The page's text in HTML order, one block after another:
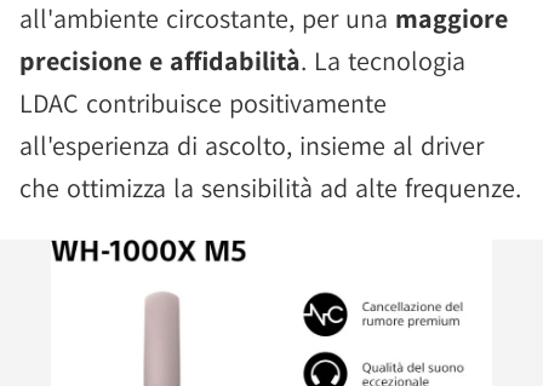
all'ambiente circostante, per una maggiore
precisione e affidabilità. La tecnologia
LDAC contribuisce positivamente
all'esperienza di ascolto, insieme al driver
che ottimizza la sensibilità ad alte frequenze.